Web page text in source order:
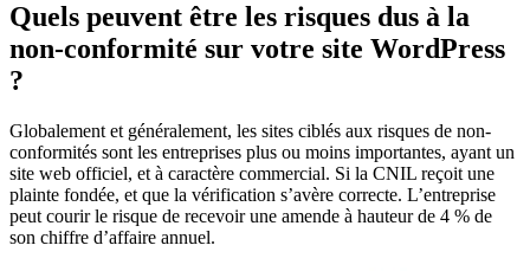
Quels peuvent être les risques dus à la
non-conformité sur votre site WordPress
?
Globalement et généralement, les sites ciblés aux risques de non-
conformités sont les entreprises plus ou moins importantes, ayant un
site web officiel, et à caractère commercial. Si la CNIL reçoit une
plainte fondée, et que la vérification s’avère correcte. L’entreprise
peut courir le risque de recevoir une amende à hauteur de 4 % de
son chiffre d’affaire annuel.